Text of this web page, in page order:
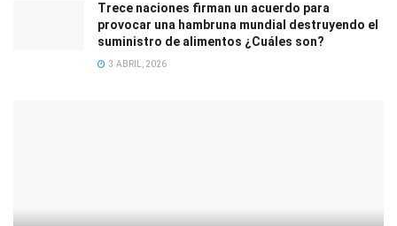
Trece naciones firman un acuerdo para
provocar una hambruna mundial destruyendo el
suministro de alimentos ¿Cuáles son?
3 ABRIL, 2026